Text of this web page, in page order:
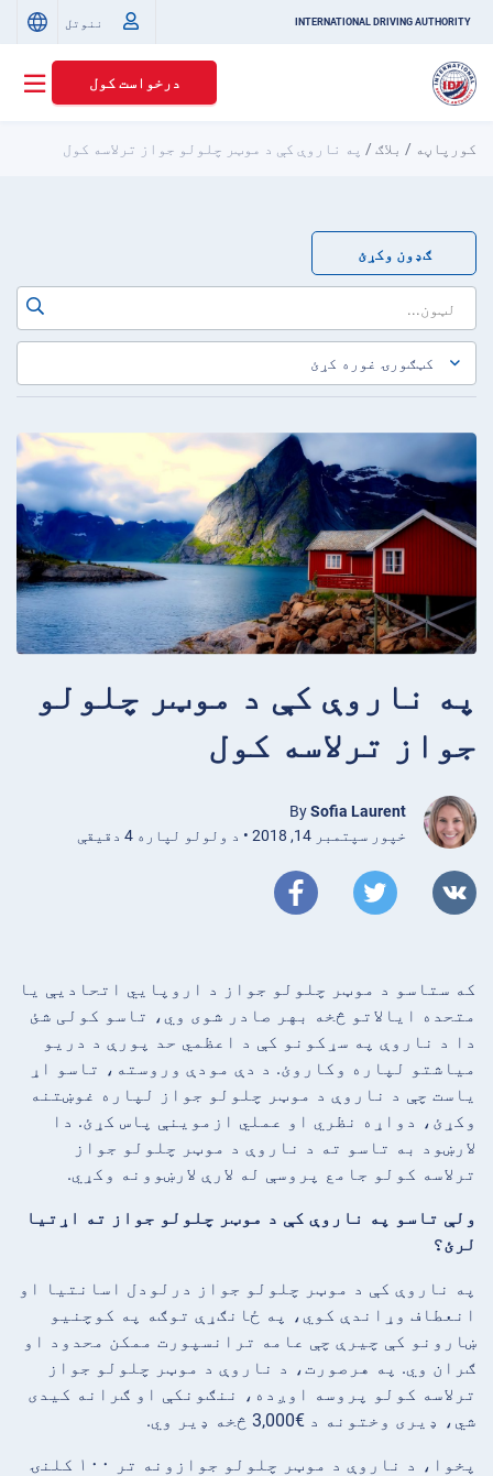
INTERNATIONAL DRIVING AUTHORITY ننوتل
درخواست کول
کورپاڼه / بلاګ/ په ناروې کې د موټر چلولو جواز ترلاسه کول
ګډون وکړئ
په ناروې کې د موټر چلولو
جواز ترلاسه کول
BySofia Laurent
خپور سپتمبر 14, 2018 • د ولولو لپاره 4 دقیقې
که ستاسو د موټر چلولو جواز د اروپايي اتحادیې یا
متحده ایالاتو څخه بهر صادر شوی وي، تاسو کولی شئ
دا د ناروې په سړکونو کې د اعظمي حد پورې د دریو
میاشتو لپاره وکاروئ. د دې مودې وروسته، تاسو اړ
یاست چې د ناروې د موټر چلولو جواز لپاره غوښتنه
وکړئ، دواړه نظري او عملي ازموینې پاس کړئ. دا
لارښود به تاسو ته د ناروې د موټر چلولو جواز
ترلاسه کولو جامع پروسې له لارې لارښوونه وکړي.
ولې تاسو په ناروې کې د موټر چلولو جواز ته اړتیا
لرئ؟
په ناروې کې د موټر چلولو جواز درلودل اسانتیا او
انعطاف وړاندې کوي، په ځانګړې توګه په کوچنیو
ښارونو کې چیرې چې عامه ترانسپورت ممکن محدود او
ګران وي. په هرصورت، د ناروې د موټر چلولو جواز
ترلاسه کولو پروسه اوږده، ننګونکې او ګرانه کیدی
شي، ډیری وختونه د €3,000 څخه ډیر وي.
پخوا، د ناروې د موټر چلولو جوازونه تر ۱۰۰ کلنۍ